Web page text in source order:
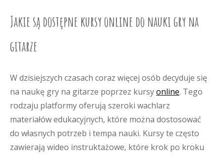
Jakie są dostępne kursy online do nauki gry na
gitarze
W dzisiejszych czasach coraz więcej osób decyduje się
na naukę gry na gitarze poprzez kursyonline. Tego
rodzaju platformy oferują szeroki wachlarz
materiałów edukacyjnych, które można dostosować
do własnych potrzeb i tempa nauki. Kursy te często
zawierają wideo instruktażowe, które krok po kroku